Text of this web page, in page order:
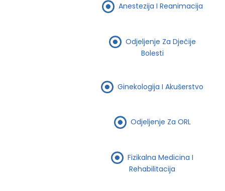
Anestezija I Reanimacija
Odjeljenje Za Dječije
Bolesti
Ginekologija I Akušerstvo
Odjeljenje Za ORL
Fizikalna Medicina I
Rehabilitacija